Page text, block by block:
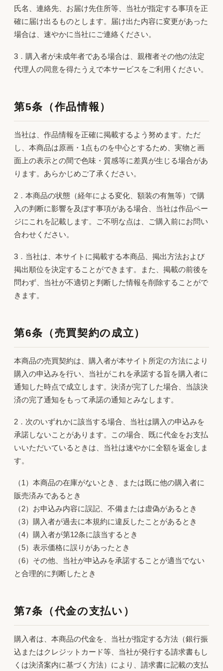
氏名、連絡先、お届け先住所等、当社が指定する事項を正
確に届け出るものとします。届け出た内容に変更があった
場合は、速やかに当社にご連絡ください。
3．購入者が未成年者である場合は、親権者その他の法定
代理人の同意を得たうえで本サービスをご利用ください。
第5条（作品情報）
当社は、作品情報を正確に掲載するよう努めます。ただ
し、本商品は原画・1点ものを中心とするため、実物と画
面上の表示との間で色味・質感等に差異が生じる場合があ
ります。あらかじめご了承ください。
2．本商品の状態（経年による変化、額装の有無等）で購
入の判断に影響を及ぼす事項がある場合、当社は作品ペー
ジにこれを記載します。ご不明な点は、ご購入前にお問い
合わせください。
3．当社は、本サイトに掲載する本商品、掲出方法および
掲出順位を決定することができます。また、掲載の前後を
問わず、当社が不適切と判断した情報を削除することがで
きます。
第6条（売買契約の成立）
本商品の売買契約は、購入者が本サイト所定の方法により
購入の申込みを行い、当社がこれを承諾する旨を購入者に
通知した時点で成立します。決済が完了した場合、当該決
済の完了通知をもって承諾の通知とみなします。
2．次のいずれかに該当する場合、当社は購入の申込みを
承諾しないことがあります。この場合、既に代金をお支払
いいただいているときは、当社は速やかに全額を返金しま
す。
（1）本商品の在庫がないとき、または既に他の購入者に
販売済みであるとき
（2）お申込み内容に誤記、不備または虚偽があるとき
（3）購入者が過去に本規約に違反したことがあるとき
（4）購入者が第12条に該当するとき
（5）表示価格に誤りがあったとき
（6）その他、当社が申込みを承諾することが適当でない
と合理的に判断したとき
第7条（代金の支払い）
購入者は、本商品の代金を、当社が指定する方法（銀行振
込またはクレジットカード等、当社が発行する請求書もし
くは決済案内に基づく方法）により、請求書に記載の支払